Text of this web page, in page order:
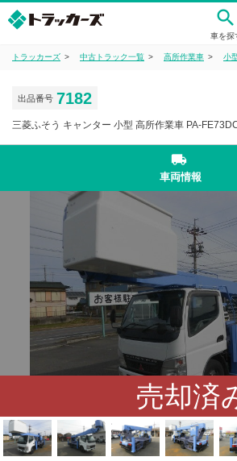
車を探
トラッカーズ 中古トラック一覧 高所作業車 小
出品番号 7182
三菱ふそう キャンター 小型 高所作業車 PA-
local_shipping
車両情報
売却済